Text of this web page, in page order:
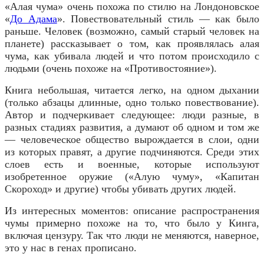
«Алая чума» очень похожа по стилю на Лондоновское
«До Адама». Повествовательный стиль — как было
раньше. Человек (возможно, самый старый человек на
планете) рассказывает о том, как проявлялась алая
чума, как убивала людей и что потом происходило с
людьми (очень похоже на «Противостояние»).
Книга небольшая, читается легко, на одном дыхании
(только абзацы длинные, одно только повествование).
Автор и подчеркивает следующее: люди разные, в
разных стадиях развития, а думают об одном и том же
— человеческое общество вырождается в слои, одни
из которых правят, а другие подчиняются. Среди этих
слоев есть и военные, которые используют
изобретенное оружие («Алую чуму», «Капитан
Скороход» и другие) чтобы убивать других людей.
Из интересных моментов: описание распространения
чумы примерно похоже на то, что было у Кинга,
включая цензуру. Так что люди не меняются, наверное,
это у нас в генах прописано.